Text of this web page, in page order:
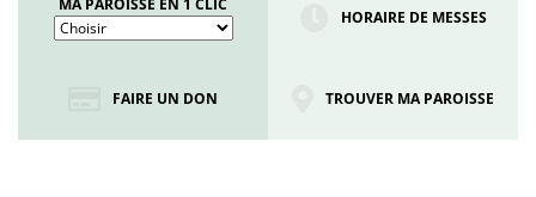
HORAIRE DE MESSES
FAIRE UN DON TROUVER MA PAROISSE